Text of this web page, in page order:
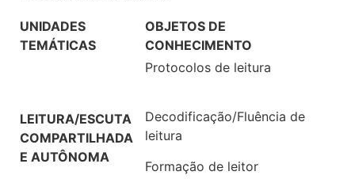
UNIDADES
TEMÁTICAS
OBJETOS DE
CONHECIMENTO
LEITURA/ESCUTA
COMPARTILHADA
E AUTÔNOMA
Protocolos de leitura
Decodificação/Fluência de
leitura
Formação de leitor